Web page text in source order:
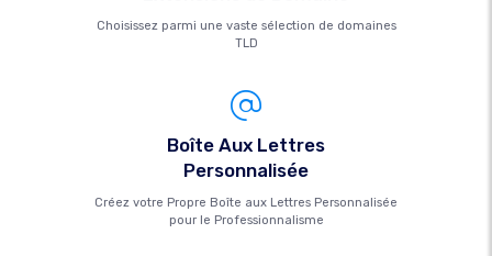
Choisissez parmi une vaste sélection de domaines
TLD
Boîte Aux Lettres
Personnalisée
Créez votre Propre Boîte aux Lettres Personnalisée
pour le Professionnalisme